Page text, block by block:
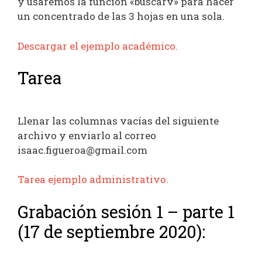
un concentrado de las 3 hojas en una sola.
Descargar el ejemplo académico.
Tarea
Llenar las columnas vacías del siguiente
archivo y enviarlo al correo
isaac.figueroa@gmail.com
Tarea ejemplo administrativo.
Grabación sesión 1 – parte 1
(17 de septiembre 2020):